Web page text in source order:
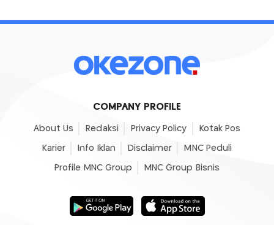
COMPANY PROFILE
About Us Redaksi Privacy Policy Kotak Pos
Karier Info Iklan Disclaimer MNC Peduli
Profile MNC Group MNC Group Bisnis